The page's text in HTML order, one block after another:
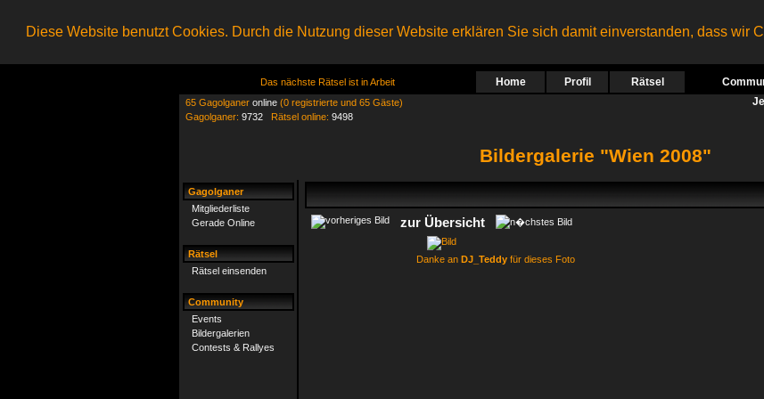
Diese Website benutzt Cookies. Durch die Nutzung dieser Website erklären Sie sich damit einverstanden, dass wir
Das nächste Rätsel ist in Arbeit Home Profil Rätsel
65 Gagolganer online (0 registrierte und 65 Gäste)
Gagolganer: 9732 Rätsel online: 9498
Bildergalerie "Wien 2008"
Gagolganer
Mitgliederliste
Gerade Online
Rätsel
Rätsel einsenden
Community
Events
Bildergalerien
Contests & Rallyes
zur Übersicht
Danke an DJ_Teddy für dieses Foto